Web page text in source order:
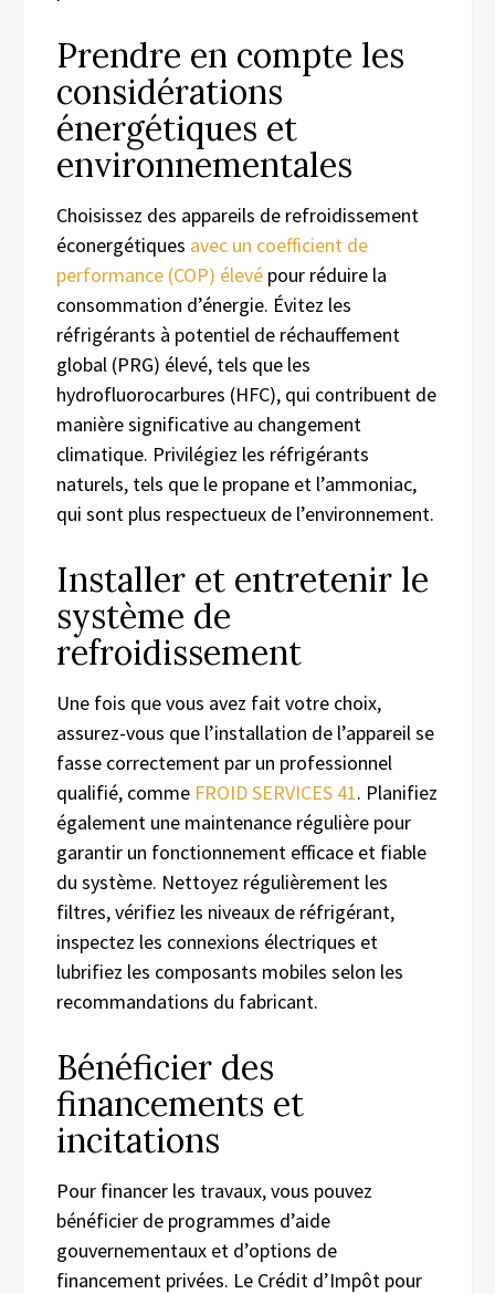
Prendre en compte les
considérations
énergétiques et
environnementales
Choisissez des appareils de refroidissement
éconergétiques avec un coefficient de
performance (COP) élevé pour réduire la
consommation d’énergie. Évitez les
réfrigérants à potentiel de réchauffement
global (PRG) élevé, tels que les
hydrofluorocarbures (HFC), qui contribuent de
manière significative au changement
climatique. Privilégiez les réfrigérants
naturels, tels que le propane et l’ammoniac,
qui sont plus respectueux de l’environnement.
Installer et entretenir le
système de
refroidissement
Une fois que vous avez fait votre choix,
assurez-vous que l’installation de l’appareil se
fasse correctement par un professionnel
qualifié, comme FROID SERVICES 41. Planifiez
également une maintenance régulière pour
garantir un fonctionnement efficace et fiable
du système. Nettoyez régulièrement les
filtres, vérifiez les niveaux de réfrigérant,
inspectez les connexions électriques et
lubrifiez les composants mobiles selon les
recommandations du fabricant.
Bénéficier des
financements et
incitations
Pour financer les travaux, vous pouvez
bénéficier de programmes d’aide
gouvernementaux et d’options de
financement privées. Le Crédit d’Impôt pour